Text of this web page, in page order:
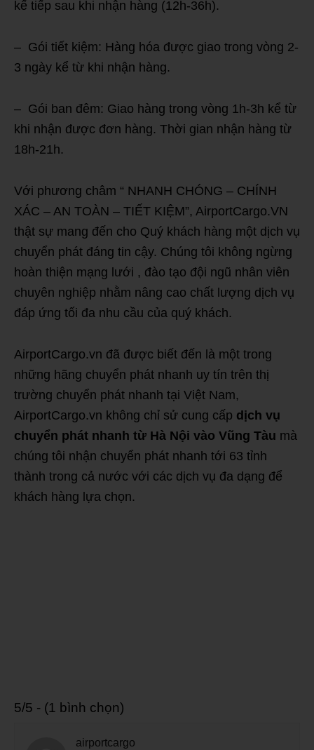
kế tiếp sau khi nhận hàng (12h-36h).
– Gói tiết kiệm: Hàng hóa được giao trong vòng 2-
3 ngày kể từ khi nhận hàng.
– Gói ban đêm: Giao hàng trong vòng 1h-3h kể từ
khi nhận được đơn hàng. Thời gian nhận hàng từ
18h-21h.
Với phương châm “ NHANH CHÓNG – CHÍNH
XÁC – AN TOÀN – TIẾT KIỆM”, AirportCargo.VN
thật sự mang đến cho Quý khách hàng một dịch vụ
chuyển phát đáng tin cậy. Chúng tôi không ngừng
hoàn thiện mạng lưới , đào tạo đội ngũ nhân viên
chuyên nghiệp nhằm nâng cao chất lượng dịch vụ
đáp ứng tối đa nhu cầu của quý khách.
AirportCargo.vn đã được biết đến là một trong
những hãng chuyển phát nhanh uy tín trên thị
trường chuyển phát nhanh tại Việt Nam,
AirportCargo.vn không chỉ sử cung cấp dịch vụ
chuyển phát nhanh từ Hà Nội vào Vũng Tàu mà
chúng tôi nhận chuyển phát nhanh tới 63 tỉnh
thành trong cả nước với các dịch vụ đa dạng để
khách hàng lựa chọn.
5/5 - (1 bình chọn)
airportcargo